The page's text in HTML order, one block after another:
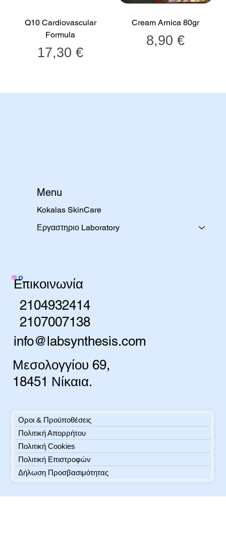
Q10 Cardiovascular
Formula
Τιμή
17,30 €
Cream Arnica 80gr
Τιμή
8,90 €
Menu
Kokalas SkinCare
Εργαστηριο Laboratory
Οροι & Προϋποθέσεις
Πολιτική Απορρήτου
Πολιτική Cookies
Πολιτική Επιστροφών
Δήλωση Προσβασιμότητας
2104932414
2107007138
Επικοινωνία
info@labsynthesis.com
Μεσολογγίου 69,
18451 Νίκαια.